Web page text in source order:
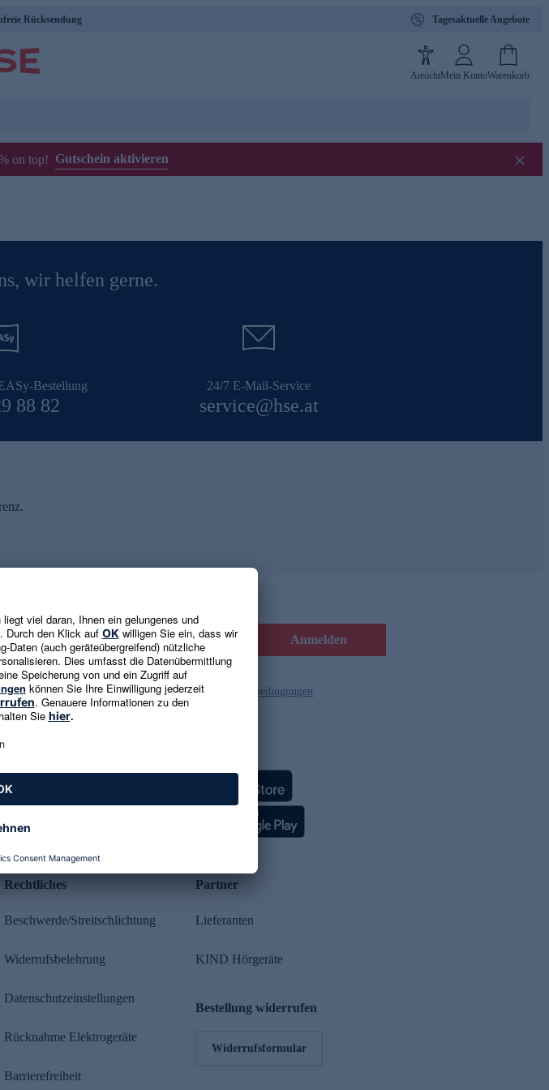
Rücksendung Tagesaktuelle Angebote
AnsichtMein KontoWarenkorb
on top! Gutschein aktivieren
wir helfen gerne.
Bestellung
88 82
24/7 E-Mail-Service
service@hse.at
E-Mail-Adresse eingeben Anmelden
Es gelten die Datenschutzrichtlinienund die Gutscheinbedingungen
Kundenbewertung
Rechtliches
Beschwerde/Streitschlichtung
Widerrufsbelehrung
Datenschutzeinstellungen
Rücknahme Elektrogeräte
Barrierefreiheit
Partner
Lieferanten
KIND Hörgeräte
Bestellung widerrufen
Widerrufsformular